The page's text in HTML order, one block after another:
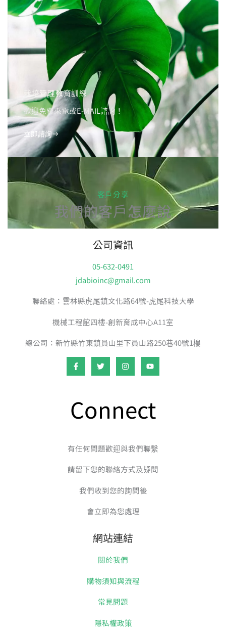
栽培管理教育訓練
歡迎免費來電或E-MAIL諮詢！
立即諮詢
客戶分享
我們的客戶怎麼說
公司資訊
05-632-0491
jdabioinc@gmail.com
聯絡處：雲林縣虎尾鎮文化路64號-虎尾科技大學
機械工程館四樓-創新育成中心A11室
總公司：新竹縣竹東鎮員山里下員山路250巷40號1樓
Connect
有任何問題歡迎與我們聯繫
請留下您的聯絡方式及疑問
我們收到您的詢問後
會立即為您處理
網站連結
關於我們
購物須知與流程
常見問題
隱私權政策